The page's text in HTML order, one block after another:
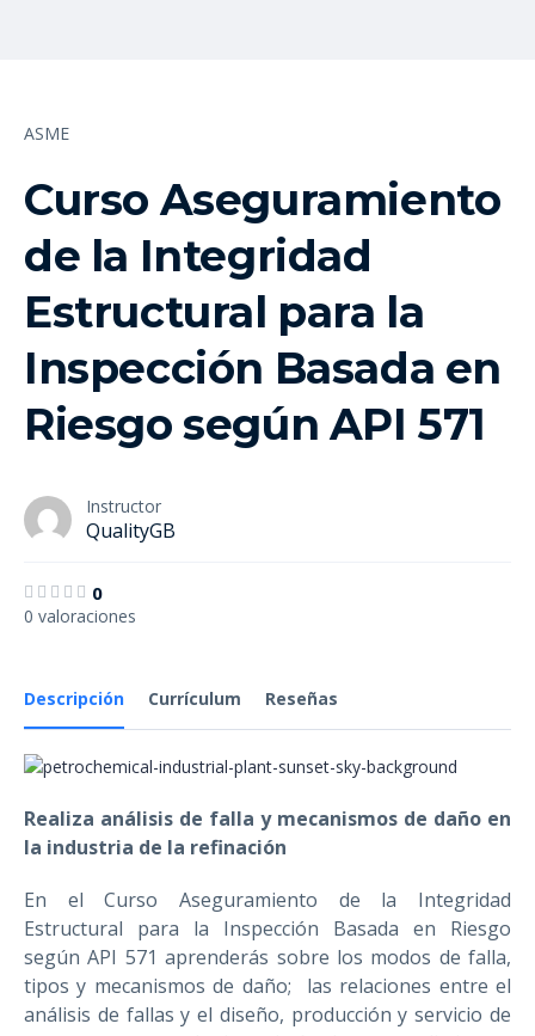
ASME
Curso Aseguramiento
de la Integridad
Estructural para la
Inspección Basada en
Riesgo según API 571
Instructor
QualityGB
0
0 valoraciones
Descripción Currículum Reseñas
Realiza análisis de falla y mecanismos de daño en
la industria de la refinación
En el Curso Aseguramiento de la Integridad
Estructural para la Inspección Basada en Riesgo
según API 571 aprenderás sobre los modos de falla,
tipos y mecanismos de daño; las relaciones entre el
análisis de fallas y el diseño, producción y servicio de